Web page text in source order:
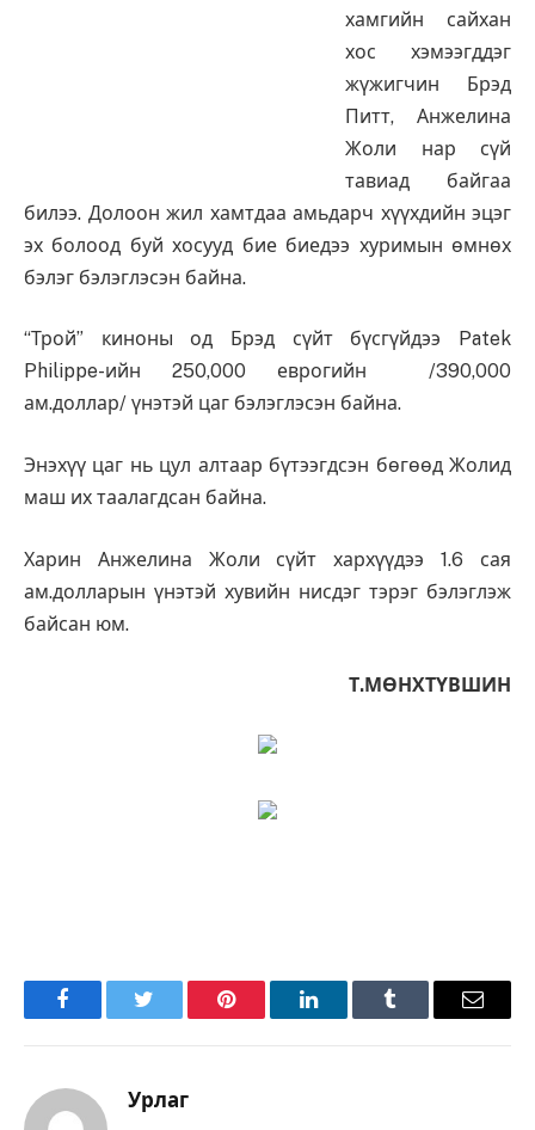
хамгийн сайхан
хос хэмээгддэг
жүжигчин Брэд
Питт, Анжелина
Жоли нар сүй
тавиад байгаа
билээ. Долоон жил хамтдаа амьдарч хүүхдийн эцэг
эх болоод буй хосууд бие биедээ хуримын өмнөх
бэлэг бэлэглэсэн байна.
“Трой” киноны од Брэд сүйт бүсгүйдээ Patek
Philippe-ийн 250,000 еврогийн /390,000
ам.доллар/ үнэтэй цаг бэлэглэсэн байна.
Энэхүү цаг нь цул алтаар бүтээгдсэн бөгөөд Жолид
маш их таалагдсан байна.
Харин Анжелина Жоли сүйт хархүүдээ 1.6 сая
ам.долларын үнэтэй хувийн нисдэг тэрэг бэлэглэж
байсан юм.
Т.МӨНХТҮВШИН
FacebookTwitter Pinterest LinkedInTumblr Имэйл
Урлаг